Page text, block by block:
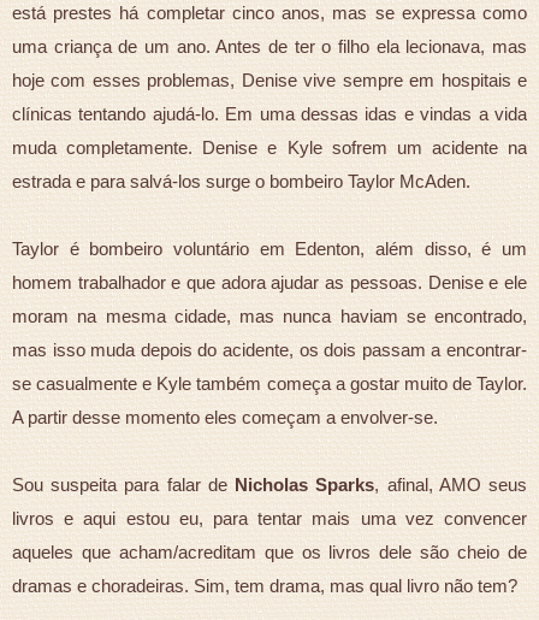
está prestes há completar cinco anos, mas se expressa como
uma criança de um ano. Antes de ter o filho ela lecionava, mas
hoje com esses problemas, Denise vive sempre em hospitais e
clínicas tentando ajudá-lo. Em uma dessas idas e vindas a vida
muda completamente. Denise e Kyle sofrem um acidente na
estrada e para salvá-los surge o bombeiro Taylor McAden.
Taylor é bombeiro voluntário em Edenton, além disso, é um
homem trabalhador e que adora ajudar as pessoas. Denise e ele
moram na mesma cidade, mas nunca haviam se encontrado,
mas isso muda depois do acidente, os dois passam a encontrar-
se casualmente e Kyle também começa a gostar muito de Taylor.
A partir desse momento eles começam a envolver-se.
Sou suspeita para falar de Nicholas Sparks, afinal, AMO seus
livros e aqui estou eu, para tentar mais uma vez convencer
aqueles que acham/acreditam que os livros dele são cheio de
dramas e choradeiras. Sim, tem drama, mas qual livro não tem?